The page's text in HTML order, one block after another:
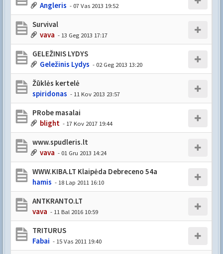
Angleris - 07 Vas 2013 19:52
Survival
vava - 13 Geg 2013 17:17
GELEŽINIS LYDYS
Geležinis Lydys - 02 Geg 2013 13:20
Žūklės kertelė
spiridonas - 11 Kov 2013 23:57
PRobe masalai
blight - 17 Kov 2017 19:44
www.spudleris.lt
vava - 01 Gru 2013 14:24
WWW.KIBA.LT Klaipėda Debreceno 54a
hamis - 18 Lap 2011 16:10
ANTKRANTO.LT
vava - 11 Bal 2016 10:59
TRITURUS
Fabai - 15 Vas 2011 19:40